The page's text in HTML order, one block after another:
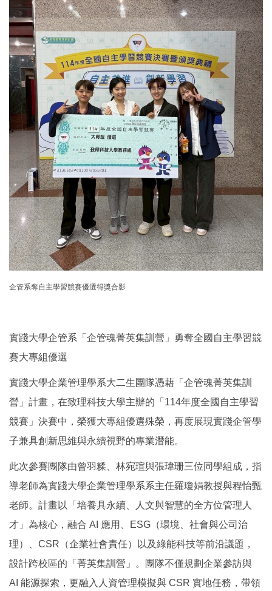
企管系奪自主學習競賽優選得獎合影
實踐大學企管系「企管魂菁英集訓營」勇奪全國自主學習競
賽大專組優選
實踐大學企業管理學系大二生團隊憑藉「企管魂菁英集訓
營」計畫，在致理科技大學主辦的「114年度全國自主學習
競賽」決賽中，榮獲大專組優選殊榮，再度展現實踐企管學
子兼具創新思維與永續視野的專業潛能。
此次參賽團隊由曾羽糅、林宛瑄與張瑋珊三位同學組成，指
導老師為實踐大學企業管理學系系主任羅瓊娟教授與程怡甄
老師。計畫以「培養具永續、人文與智慧的全方位管理人
才」為核心，融合 AI 應用、ESG（環境、社會與公司治
理）、CSR（企業社會責任）以及綠能科技等前沿議題，
設計跨校區的「菁英集訓營」。團隊不僅規劃企業參訪與
AI 能源探索，更融入人資管理模擬與 CSR 實地任務，帶領